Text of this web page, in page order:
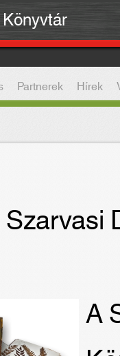
Partnerek Hírek
A